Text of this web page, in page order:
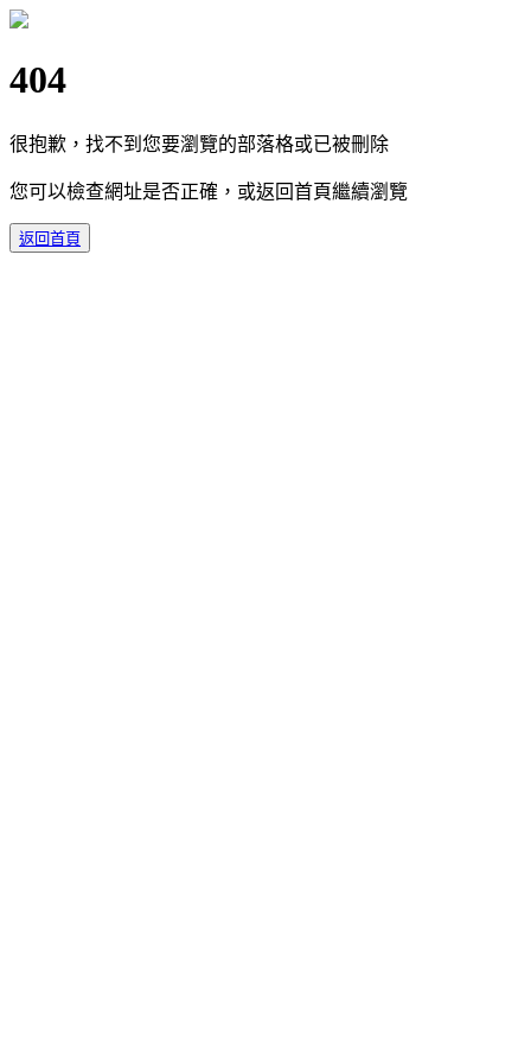
404
很抱歉，找不到您要瀏覽的部落格或已被刪除
您可以檢查網址是否正確，或返回首頁繼續瀏覽
返回首頁